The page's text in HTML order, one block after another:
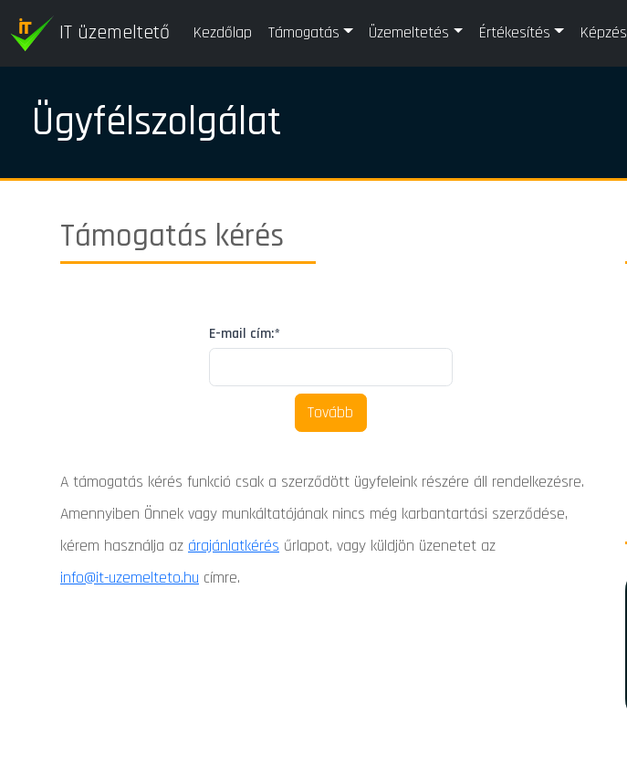
IT üzemeltető Kezdőlap Támogatás Üzemeltetés Értékesítés Képzés
Ügyfélszolgálat
Támogatás kérés
E-mail cím:*
A támogatás kérés funkció csak a szerződött ügyfeleink részére áll rendelkezésre.
Amennyiben Önnek vagy munkáltatójának nincs még karbantartási szerződése,
kérem használja az árajánlatkérés űrlapot, vagy küldjön üzenetet az
info@it-uzemelteto.hu címre.